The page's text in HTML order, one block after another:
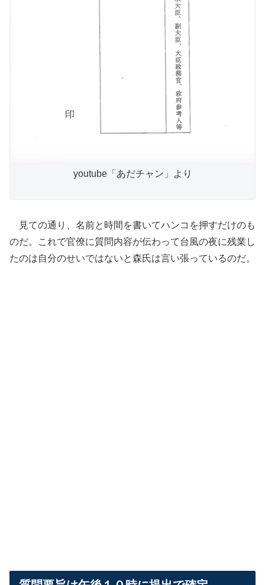
youtube「あだチャン」より
見ての通り、名前と時間を書いてハンコを押すだけのも
のだ。これで官僚に質問内容が伝わって台風の夜に残業し
たのは自分のせいではないと森氏は言い張っているのだ。